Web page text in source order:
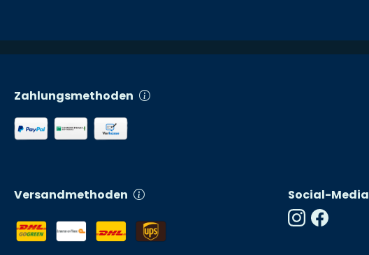
Zahlungsmethoden
Versandmethoden Social-Media